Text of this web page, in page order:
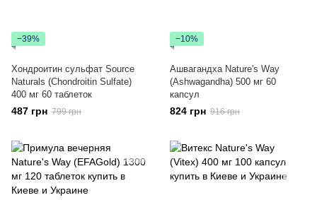
−39%
Хондроитин сульфат Source
Naturals (Chondroitin Sulfate)
400 мг 60 таблеток
487 грн 799 грн
−10%
Ашвагандха Nature's Way
(Ashwagandha) 500 мг 60
капсул
824 грн 916 грн